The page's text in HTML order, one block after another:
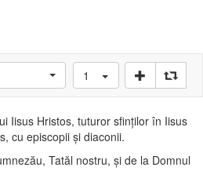
1
Iisus Hristos, tuturor sfinţilor în Iisus
cu episcopii şi diaconii.
Tatăl nostru, şi de la Domnul